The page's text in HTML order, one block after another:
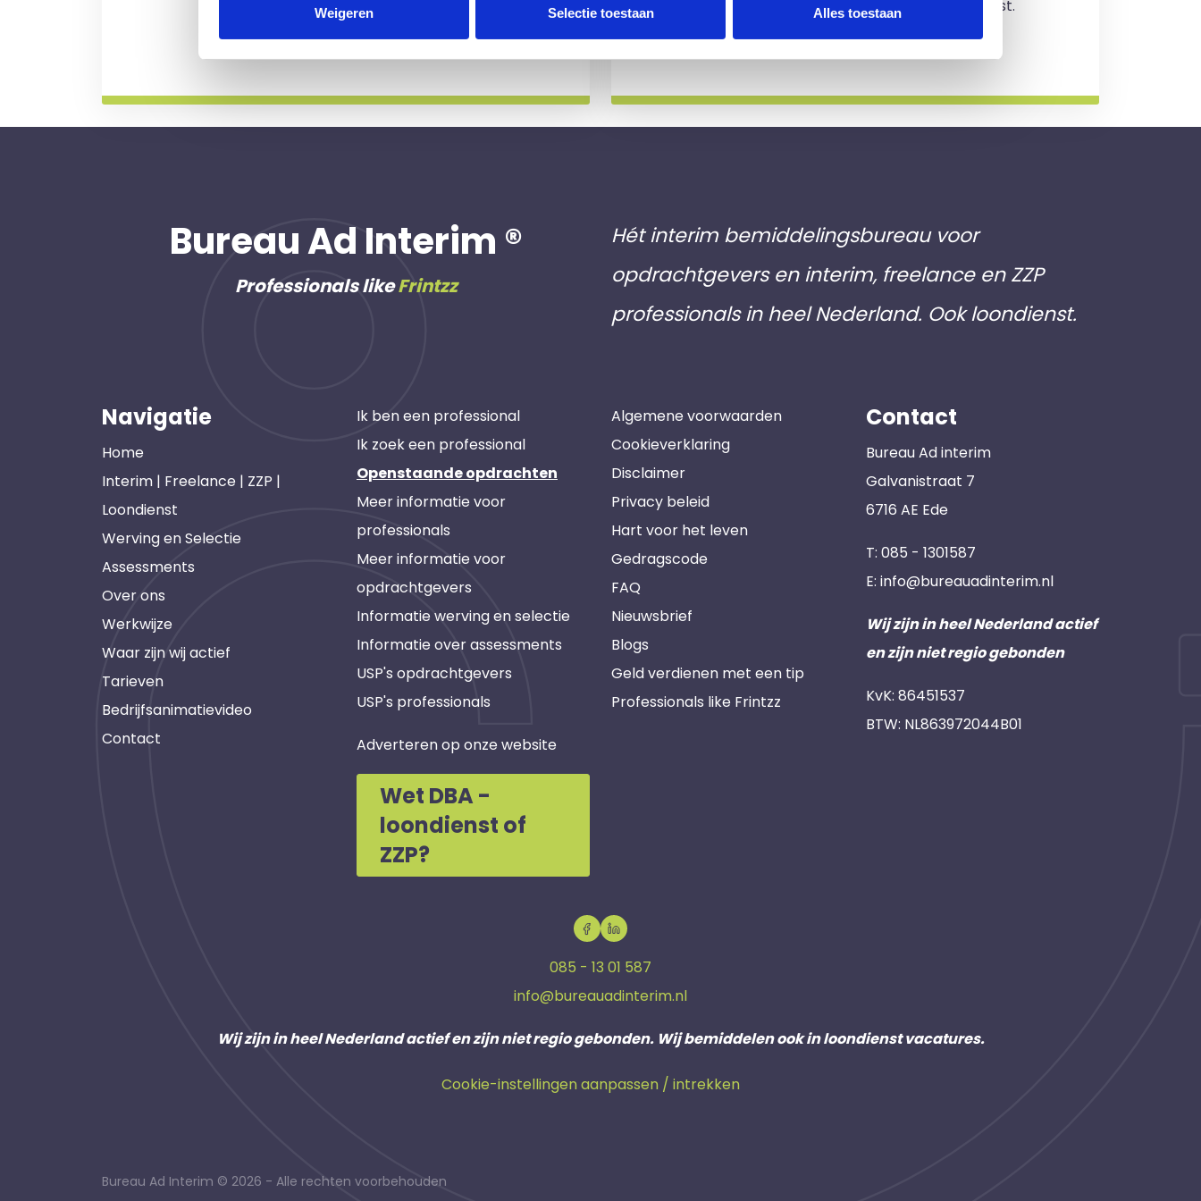
Weigeren Selectie toestaan Alles toestaan
professional voor u aan de slag gaat.
aan inschrijving en je zit nergens aan vast.
Bureau Ad Interim ®
Professionals likeFrintzz
Hét interim bemiddelingsbureau voor
opdrachtgevers en interim, freelance en ZZP
professionals in heel Nederland. Ook loondienst.
Navigatie
Home
Interim | Freelance | ZZP |
Loondienst
Werving en Selectie
Assessments
Over ons
Werkwijze
Waar zijn wij actief
Tarieven
Bedrijfsanimatievideo
Contact
Ik ben een professional
Ik zoek een professional
Openstaande opdrachten
Meer informatie voor
professionals
Meer informatie voor
opdrachtgevers
Informatie werving en selectie
Informatie over assessments
USP's opdrachtgevers
USP's professionals
Adverteren op onze website
Wet DBA -
loondienst of
ZZP?
Algemene voorwaarden
Cookieverklaring
Disclaimer
Privacy beleid
Hart voor het leven
Gedragscode
FAQ
Nieuwsbrief
Blogs
Geld verdienen met een tip
Professionals like Frintzz
Contact
Bureau Ad interim
Galvanistraat 7
6716 AE Ede
T: 085 - 1301587
E: info@bureauadinterim.nl
Wij zijn in heel Nederland actief
en zijn niet regio gebonden
KvK: 86451537
BTW: NL863972044B01
085 - 13 01 587
info@bureauadinterim.nl
Wij zijn in heel Nederland actief en zijn niet regio gebonden. Wij bemiddelen ook in loondienst vacatures.
Cookie-instellingen aanpassen / intrekken
Bureau Ad Interim © 2026 - Alle rechten voorbehouden